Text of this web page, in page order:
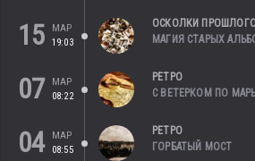
15
МАР
19:03
ОСКОЛКИ
МАГИЯ СТАРЫХ
07
МАР
08:22
РЕТРО
С ВЕТЕРКОМ ПО
04
МАР
08:55
РЕТРО
ГОРБАТЫЙ МОСТ